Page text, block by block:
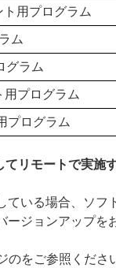
用プログラム
ム
グラム
用プログラム
プログラム
てリモートで実施
ている場合、ソ
ージョンアップを
のをご参照くださ